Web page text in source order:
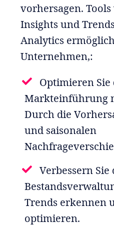
vorhersagen.
Insights und
Analytics
Unternehmen,:
Optimieren Sie
Markteinführung
Durch die
und saisonalen
Verbessern Sie
Trends erkennen
optimieren.